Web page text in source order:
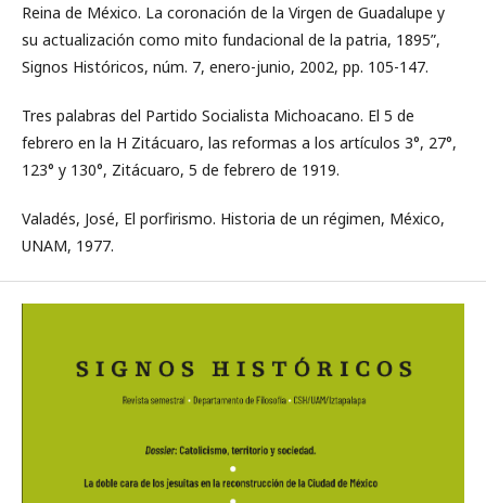
Reina de México. La coronación de la Virgen de Guadalupe y
su actualización como mito fundacional de la patria, 1895”,
Signos Históricos, núm. 7, enero-junio, 2002, pp. 105-147.
Tres palabras del Partido Socialista Michoacano. El 5 de
febrero en la H Zitácuaro, las reformas a los artículos 3°, 27°,
123° y 130°, Zitácuaro, 5 de febrero de 1919.
Valadés, José, El porfirismo. Historia de un régimen, México,
UNAM, 1977.